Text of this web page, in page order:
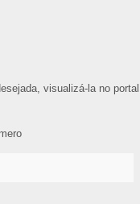
visualizá-la no